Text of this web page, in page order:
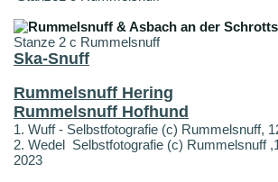
Stanze 2 c Rummelsnuff
Ska-Snuff
Rummelsnuff Hering
Rummelsnuff Hofhund
1. Wuff - Selbstfotografie (c) Rummelsnuff,
2. Wedel Selbstfotografie (c) Rummelsnuff
2023